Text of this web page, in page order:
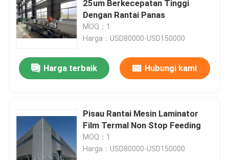
Mesin Laminator Film Termal
Mesin Laminasi Litho
Mesin Laminator Film Pisau Panas
Mesin Laminator Film Pisau Rantai
25um Berkecepatan Tinggi
Dengan Rantai Panas
MOQ：1
Harga：USD80000-USD150000
Harga terbaik Hubungi kami
Pisau Rantai Mesin Laminator
Film Termal Non Stop Feeding
MOQ：1
Harga：USD80000-USD150000